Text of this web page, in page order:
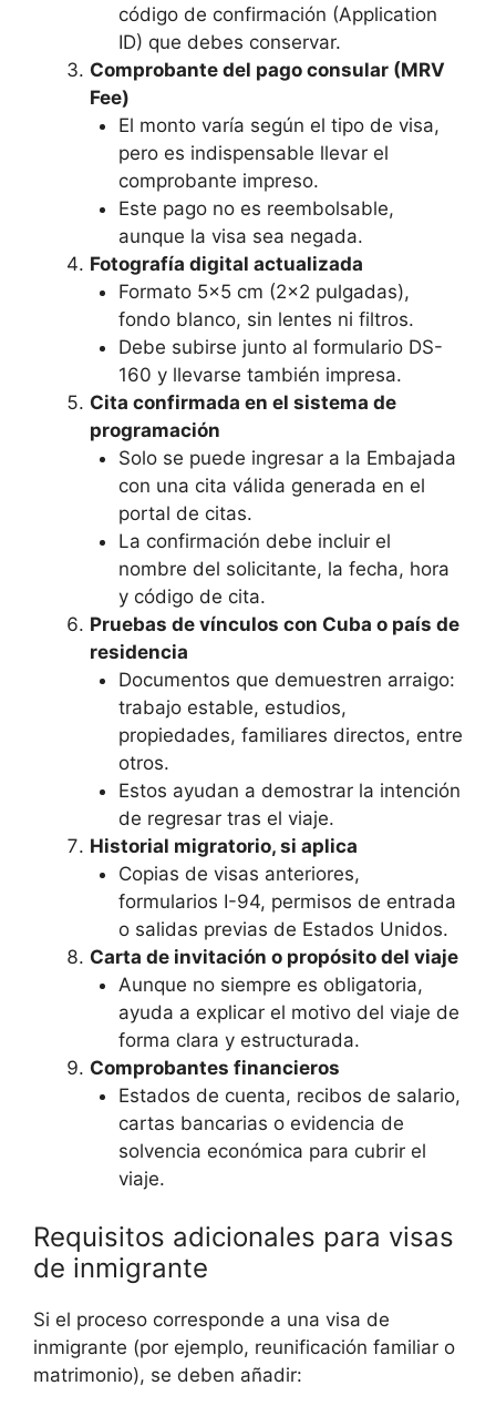
código de confirmación (Application
ID) que debes conservar.
Comprobante del pago consular (MRV
Fee)
El monto varía según el tipo de visa,
pero es indispensable llevar el
comprobante impreso.
Este pago no es reembolsable,
aunque la visa sea negada.
Fotografía digital actualizada
Formato 5×5 cm (2×2 pulgadas),
fondo blanco, sin lentes ni filtros.
Debe subirse junto al formulario DS-
160 y llevarse también impresa.
Cita confirmada en el sistema de
programación
Solo se puede ingresar a la Embajada
con una cita válida generada en el
portal de citas.
La confirmación debe incluir el
nombre del solicitante, la fecha, hora
y código de cita.
Pruebas de vínculos con Cuba o país de
residencia
Documentos que demuestren arraigo:
trabajo estable, estudios,
propiedades, familiares directos, entre
otros.
Estos ayudan a demostrar la intención
de regresar tras el viaje.
Historial migratorio, si aplica
Copias de visas anteriores,
formularios I-94, permisos de entrada
o salidas previas de Estados Unidos.
Carta de invitación o propósito del viaje
Aunque no siempre es obligatoria,
ayuda a explicar el motivo del viaje de
forma clara y estructurada.
Comprobantes financieros
Estados de cuenta, recibos de salario,
cartas bancarias o evidencia de
solvencia económica para cubrir el
viaje.
Requisitos adicionales para visas
de inmigrante
Si el proceso corresponde a una visa de
inmigrante (por ejemplo, reunificación familiar o
matrimonio), se deben añadir: